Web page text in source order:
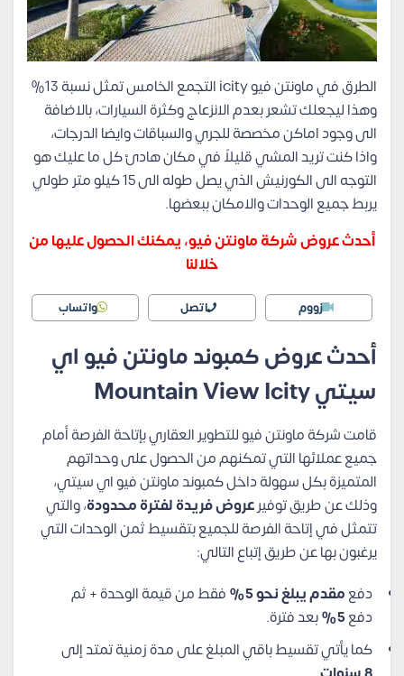
الطرق في ماونتن فيو icity التجمع الخامس تمثل نسبة 13%
وهذا ليجعلك تشعر بعدم الانزعاج وكثرة السيارات، بالاضافة
الى وجود اماكن مخصصة للجري والسباقات وايضا الدرجات،
واذا كنت تريد المشي قليلاً في مكان هادئ كل ما عليك هو
التوجه الى الكورنيش الذي يصل طوله الى 15 كيلو متر طولي
يربط جميع الوحدات والامكان ببعضها.
أحدث عروض شركة ماونتن فيو، يمكنك الحصول عليها من
خلالنا
زووم اتصل واتساب
أحدث عروض كمبوند ماونتن فيو اي
سيتي Mountain View Icity
قامت شركة ماونتن فيو للتطوير العقاري بإتاحة الفرصة أمام
جميع عملائها التي تمكنهم من الحصول على وحداتهم
المتميزة بكل سهولة داخل كمبوند ماونتن فيو اي سيتي،
وذلك عن طريق توفيرعروض فريدة لفترة محدودة، والتي
تتمثل في إتاحة الفرصة للجميع بتقسيط ثمن الوحدات التي
يرغبون بها عن طريق إتباع التالي:
دفعمقدم يبلغ نحو 5%
فقط من قيمة الوحدة + ثم
دفع5%
بعد فترة.
كما يأتي تقسيط باقي المبلغ على مدة زمنية تمتد إلى